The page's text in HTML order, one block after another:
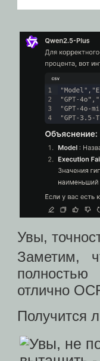
Увы,
Заметим,
отлично
Получится